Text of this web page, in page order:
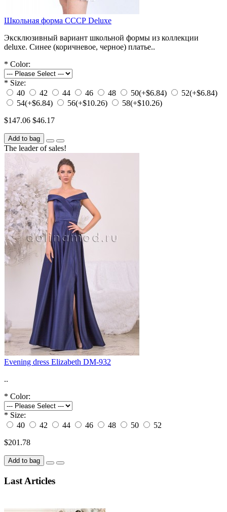
Школьная форма СССР Deluxe
Эксклюзивный вариант школьной формы из коллекции
deluxe. Синее (коричневое, черное) платье..
* Color:
* Size:
40
42 44 46 48 50(+$6.84) 52(+$6.84)
54(+$6.84) 56(+$10.26) 58(+$10.26)
$147.06 $46.17
Add to bag
The leader of sales!
Evening dress Elizabeth DM-932
..
* Color:
* Size:
40
42 44 46 48 50
52
$201.78
Add to bag
Last Articles